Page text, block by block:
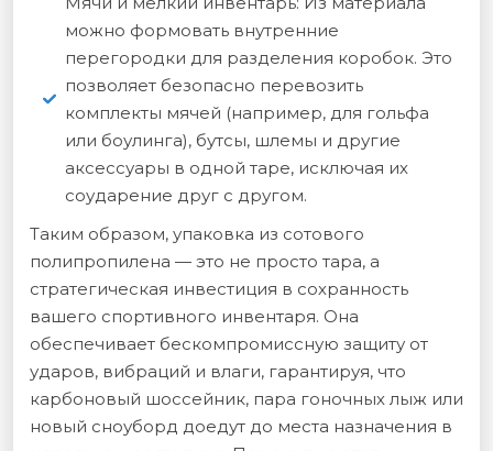
можно формовать внутренние
перегородки для разделения коробок. Это
позволяет безопасно перевозить
комплекты мячей (например, для гольфа
или боулинга), бутсы, шлемы и другие
аксессуары в одной таре, исключая их
соударение друг с другом.
Таким образом, упаковка из сотового
полипропилена — это не просто тара, а
стратегическая инвестиция в сохранность
вашего спортивного инвентаря. Она
обеспечивает бескомпромиссную защиту от
ударов, вибраций и влаги, гарантируя, что
карбоновый шоссейник, пара гоночных лыж или
новый сноуборд доедут до места назначения в